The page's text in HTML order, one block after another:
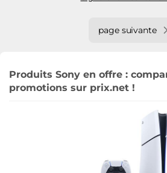
page suivante
Produits Sony en offre :
promotions sur prix.net !